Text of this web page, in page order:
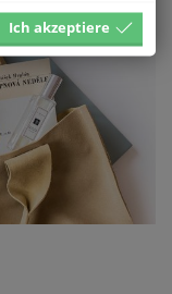
Ich akzeptiere